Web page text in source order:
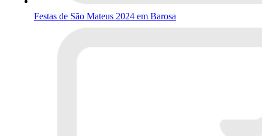
Festas de São Mateus 2024 em Barosa